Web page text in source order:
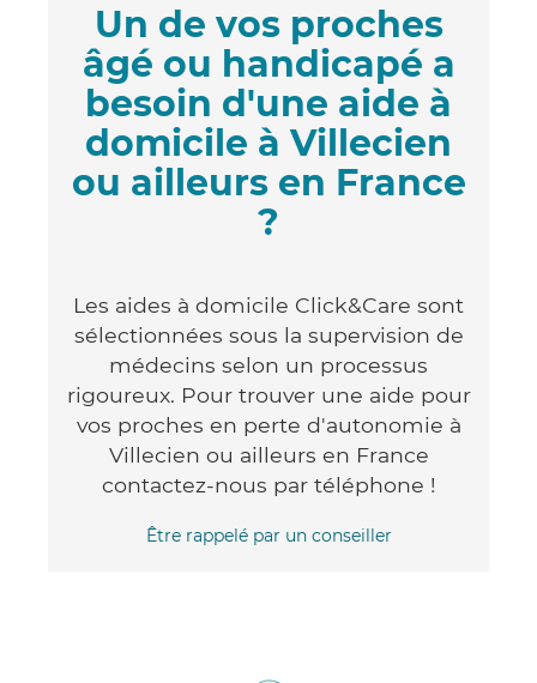
Un de vos proches
âgé ou handicapé a
besoin d'une aide à
domicile à Villecien
ou ailleurs en France
?
Les aides à domicile Click&Care sont
sélectionnées sous la supervision de
médecins selon un processus
rigoureux. Pour trouver une aide pour
vos proches en perte d'autonomie à
Villecien ou ailleurs en France
contactez-nous par téléphone !
Être rappelé par un conseiller